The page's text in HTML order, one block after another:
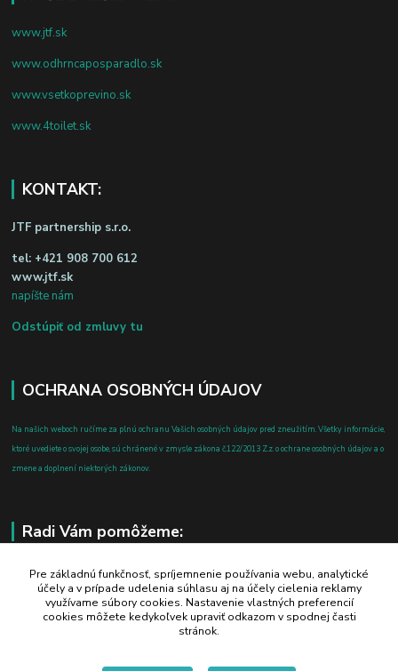
www.jtf.sk
www.odhrncaposparadlo.sk
www.vsetkoprevino.sk
www.4toilet.sk
KONTAKT:
JTF partnership s.r.o.
tel: +421 908 700 612
www.jtf.sk
napíšte nám
Odstúpiť od zmluvy tu
OCHRANA OSOBNÝCH ÚDAJOV
Na našich weboch ručíme za plnú ochranu Vašich osobných údajov pred zneužitím. Všetky informácie,
ktoré uvediete o svojej osobe, sú chránené v zmysle zákona č.122/2013 Z.z. o ochrane osobných údajov a o
zmene a doplnení niektorých zákonov.
Radi Vám pomôžeme:
+421 908 700 612
po-pia: 8.00 - 16.00
business@jtf.sk
Pre základnú funkčnosť, spríjemnenie používania webu, analytické
účely a v prípade udelenia súhlasu aj na účely cielenia reklamy
využívame súbory cookies. Nastavenie vlastných preferencií
cookies môžete kedykoľvek upraviť odkazom v spodnej časti
stránok.